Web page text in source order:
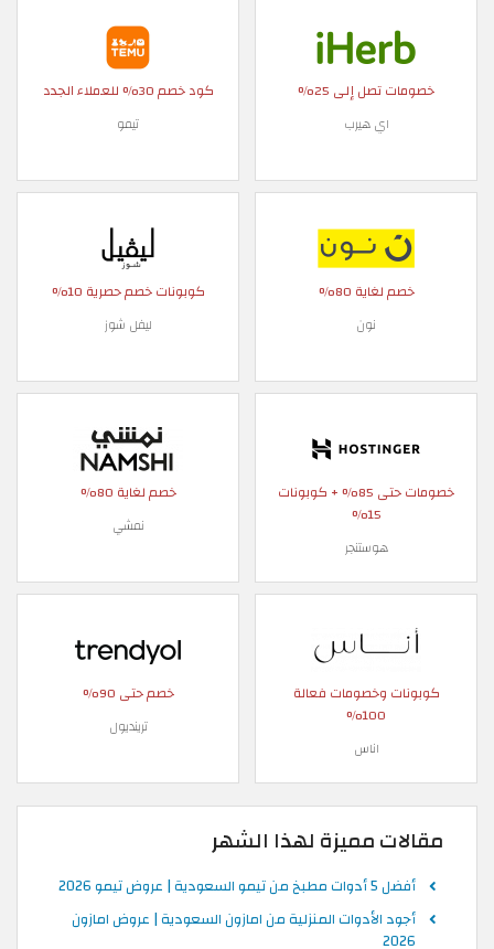
خصومات تصل إلى 25%
اي هيرب
كود خصم 30% للعملاء الجدد
تيمو
خصم لغاية 80%
نون
كوبونات خصم حصرية 10%
ليفل شوز
خصومات حتى 85% + كوبونات
15%
هوستنجر
خصم لغاية 80%
نمشي
كوبونات وخصومات فعالة
100%
اناس
خصم حتى 90%
ترينديول
مقالات مميزة لهذا الشهر
أفضل 5 أدوات مطبخ من تيمو السعودية | عروض تيمو 2026
أجود الأدوات المنزلية من امازون السعودية | عروض امازون
2026